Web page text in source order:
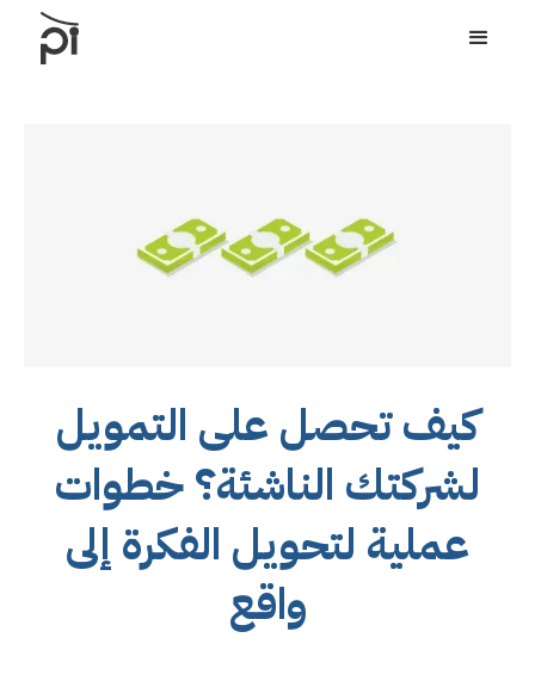
كيف تحصل على التمويل
لشركتك الناشئة؟ خطوات
عملية لتحويل الفكرة إلى
واقع